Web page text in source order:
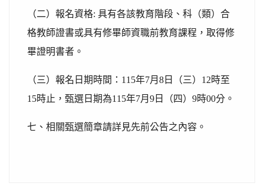
（二）報名資格: 具有各該教育階段、科（類）合
格教師證書或具有修畢師資職前教育課程，取得修
畢證明書者。
（三）報名日期時間：115年7月8日（三）12時至
15時止，甄選日期為115年7月9日（四）9時00分。
七、相關甄選簡章請詳見先前公告之內容。